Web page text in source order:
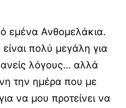
εμένα Ανθομελάκια.
πολύ μεγάλη για
λόγους… αλλά
την ημέρα που με
να μου προτείνει να